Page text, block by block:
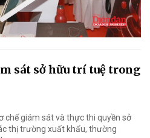
sát sở hữu trí tuệ trong
chế giám sát và thực thi quyền sở
thị trường xuất khẩu, thường